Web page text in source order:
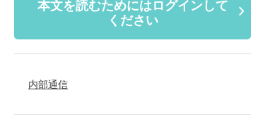
本文を読むためにはログインして
ください
内部通信